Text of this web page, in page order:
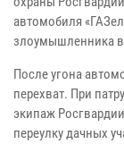
автомобиля
злоумышленника
После угона
перехват. При
экипаж
переулку дачных